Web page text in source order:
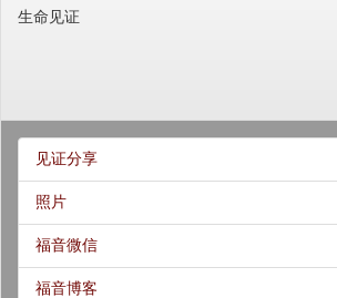
生命见证
见证分享
照片
福音微信
福音博客